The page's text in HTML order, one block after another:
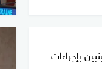
بإجراءات